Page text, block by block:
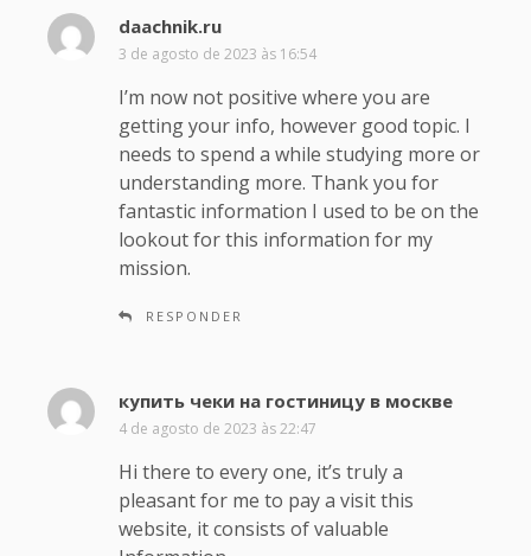
daachnik.ru
i
s
e
:
3 de agosto de 2023 às 16:54
I’m now not positive where you are
getting your info, however good topic. I
needs to spend a while studying more or
understanding more. Thank you for
fantastic information I used to be on the
lookout for this information for my
mission.
RESPONDER
купить чеки на гостиницу в москве
4 de agosto de 2023 às 22:47
Hi there to every one, it’s truly a
pleasant for me to pay a visit this
website, it consists of valuable